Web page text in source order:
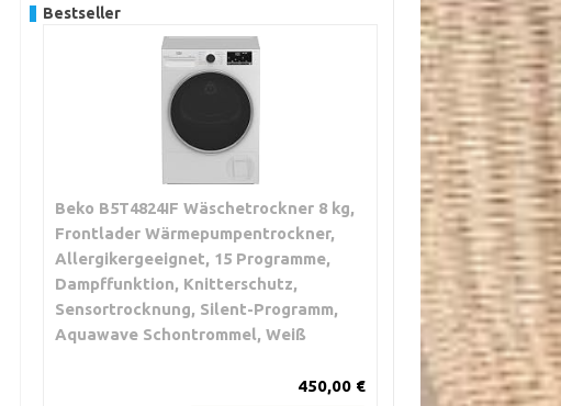
Bestseller
Beko B5T4824IF Wäschetrockner 8 kg,
Frontlader Wärmepumpentrockner,
Allergikergeeignet, 15 Programme,
Dampffunktion, Knitterschutz,
Sensortrocknung, Silent-Programm,
Aquawave Schontrommel, Weiß
450,00 €